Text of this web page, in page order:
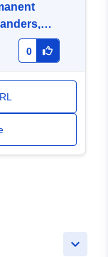
0
keyboard_arrow_down